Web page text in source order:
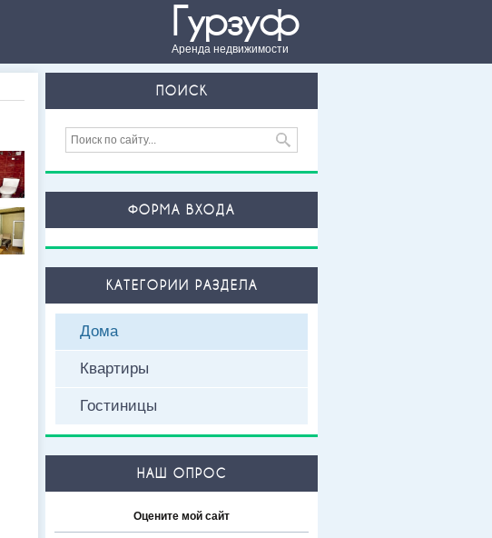
Гурзуф
Аренда недвижимости
ПОИСК
ФОРМА ВХОДА
КАТЕГОРИИ РАЗДЕЛА
Дома
Квартиры
Гостиницы
НАШ ОПРОС
Оцените мой сайт